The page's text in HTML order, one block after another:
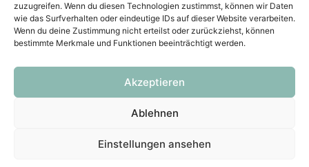
zuzugreifen. Wenn du diesen Technologien zustimmst, können wir Daten
wie das Surfverhalten oder eindeutige IDs auf dieser Website verarbeiten.
Wenn du deine Zustimmung nicht erteilst oder zurückziehst, können
bestimmte Merkmale und Funktionen beeinträchtigt werden.
Akzeptieren
Ablehnen
Einstellungen ansehen
© NRG solutions GmbH
Schulze-Delitzsch-Weg 1, 33175 Bad Lippspringe
05252 9241000
Impressum
Datenschutzerklärung (EU)